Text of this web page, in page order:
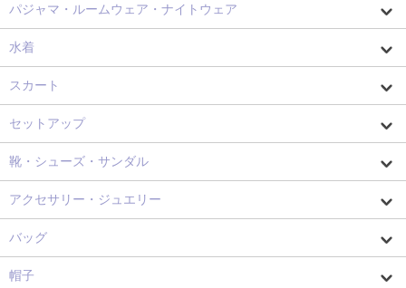
パジャマ・ルームウェア・ナイトウェア
水着
スカート
セットアップ
靴・シューズ・サンダル
アクセサリー・ジュエリー
バッグ
帽子